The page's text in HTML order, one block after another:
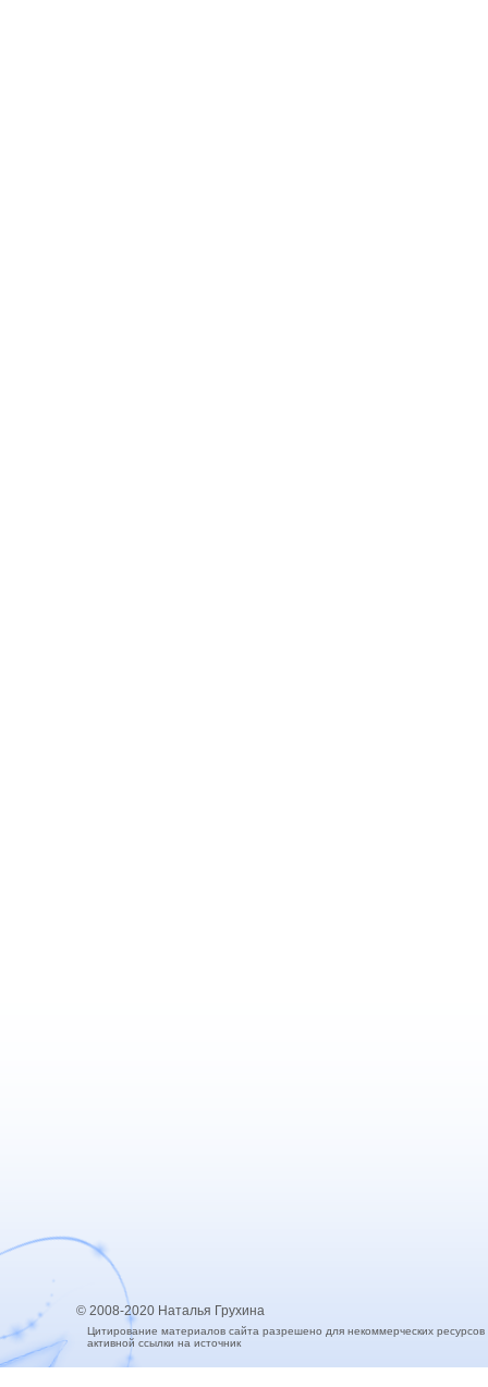
© 2008-2020 Наталья Грухина
Цитирование материалов сайта разрешено для некоммерческих
активной ссылки на источник